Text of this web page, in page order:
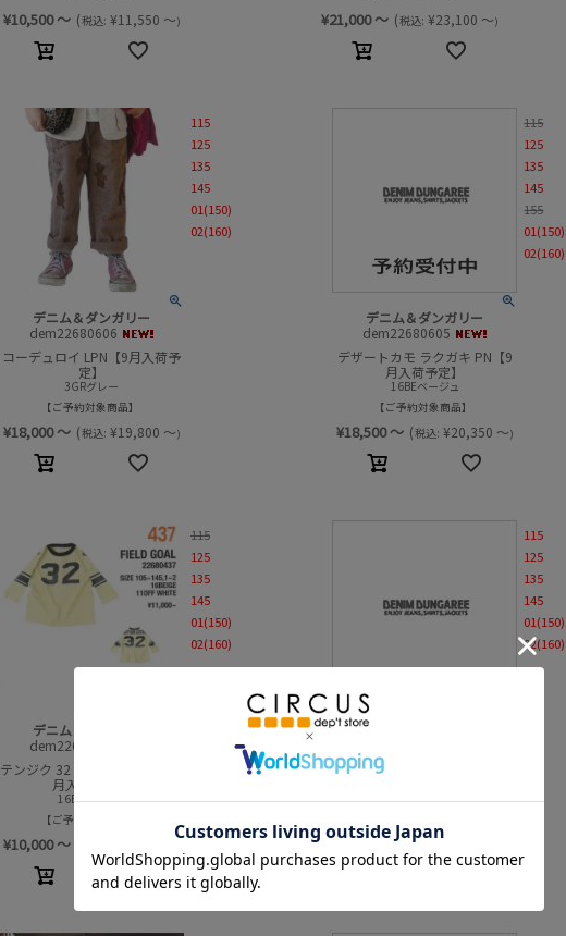
¥10,500～ (税込: ¥11,550 ～) ¥21,000～ (税込: ¥23,100 ～)
デニム＆ダンガリー
dem22680606
コーデュロイ LPN【9月入荷予
定】
3GRグレー
ご予約対象商品
¥18,000～ (税込: ¥19,800 ～)
115
125
135
145
01(150)
02(160)
デニム＆ダンガリー
dem22680605
デザートカモ ラクガキ PN【9
月入荷予定】
16BEベージュ
ご予約対象商品
¥18,500～ (税込: ¥20,350 ～)
115
125
135
145
155
01(150)
02(160)
デニム＆ダンガリー
dem22680437
テンジク 32 L/S TEE(8分袖)【8
月入荷予定】
16BEベージュ
ご予約対象商品
¥10,000～
115
125
135
145
01(150)
02(160)
デニム＆ダンガリー
テンジク 32 L/S TEE(8分袖)【8
11OW生成
¥10,000～ (税込: ¥
115
125
135
145
01(150)
02(160)